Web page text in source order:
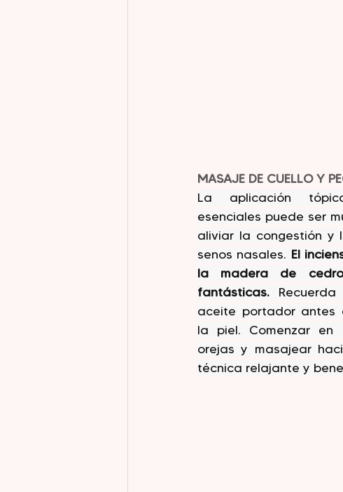
MASAJE DE CUELLO Y
La aplicación
esenciales puede ser
aliviar la congestión y
senos nasales. El
la madera de
fantásticas.
aceite portador antes
la piel. Comenzar
orejas y masajear
técnica relajante y